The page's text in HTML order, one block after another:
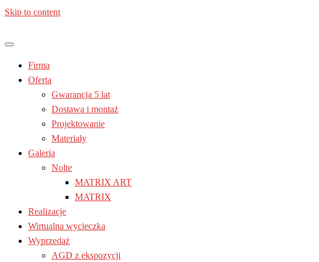
Skip to content
Meble kuchenne – Laura | Nolte | Lublin
Firma
Oferta
Gwarancja 5 lat
Dostawa i montaż
Projektowanie
Materiały
Galeria
Nolte
MATRIX ART
MATRIX
Realizacje
Wirtualna wycieczka
Wyprzedaż
AGD z ekspozycji